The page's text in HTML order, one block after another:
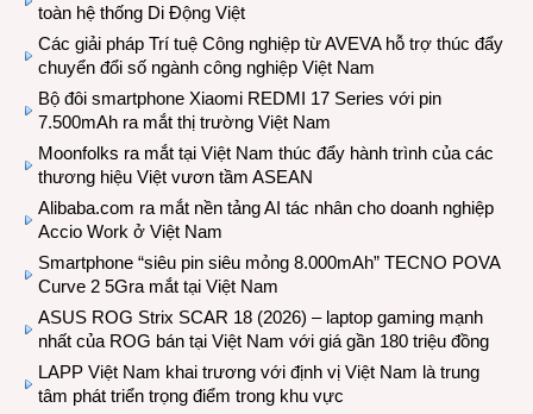
toàn hệ thống Di Động Việt
Các giải pháp Trí tuệ Công nghiệp từ AVEVA hỗ trợ thúc đẩy
chuyển đổi số ngành công nghiệp Việt Nam
Bộ đôi smartphone Xiaomi REDMI 17 Series với pin
7.500mAh ra mắt thị trường Việt Nam
Moonfolks ra mắt tại Việt Nam thúc đẩy hành trình của các
thương hiệu Việt vươn tầm ASEAN
Alibaba.com ra mắt nền tảng AI tác nhân cho doanh nghiệp
Accio Work ở Việt Nam
Smartphone “siêu pin siêu mỏng 8.000mAh” TECNO POVA
Curve 2 5Gra mắt tại Việt Nam
ASUS ROG Strix SCAR 18 (2026) – laptop gaming mạnh
nhất của ROG bán tại Việt Nam với giá gần 180 triệu đồng
LAPP Việt Nam khai trương với định vị Việt Nam là trung
tâm phát triển trọng điểm trong khu vực